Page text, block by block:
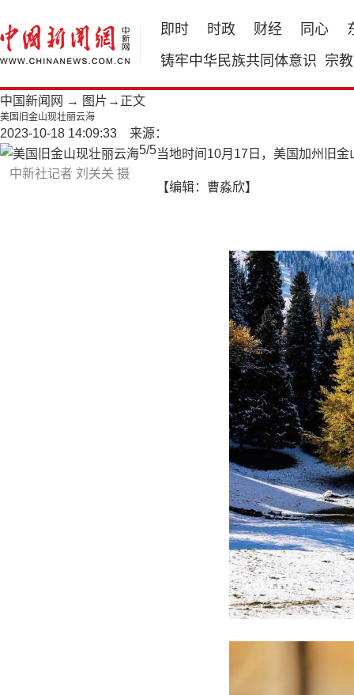
即时 时政 财经 同心
铸牢中华民族共同体意识 宗教
中国新闻网 → 图片 →正文
美国旧金山现壮丽云海
2023-10-18 14:09:33 来源：
中新社记者 刘关关 摄
5/5当地时间10月17日，美国加州旧
【编辑：曹淼欣】